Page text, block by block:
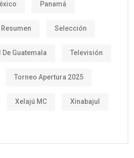
Panamá
Resumen Selección
Guatemala Televisión
Torneo Apertura 2025
Xelajú MC Xinabajul